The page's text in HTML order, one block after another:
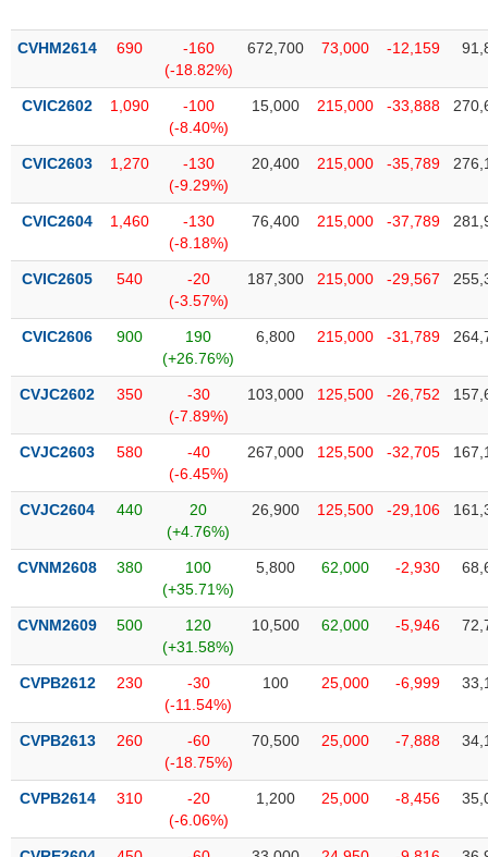
CVHM2614 690
-160
(-18.82%)
672,700 73,000 -12,159
CVIC2602 1,090
-100
(-8.40%)
15,000 215,000 -33,888
CVIC2603 1,270
-130
(-9.29%)
20,400 215,000 -35,789
CVIC2604 1,460
-130
(-8.18%)
76,400 215,000 -37,789
CVIC2605 540
-20
(-3.57%)
187,300 215,000 -29,567
CVIC2606 900
190
(+26.76%)
6,800 215,000 -31,789
CVJC2602 350
-30
(-7.89%)
103,000 125,500 -26,752
CVJC2603 580
-40
(-6.45%)
267,000 125,500 -32,705
CVJC2604 440
20
(+4.76%)
26,900 125,500 -29,106
CVNM2608 380
100
(+35.71%)
5,800 62,000 -2,930
CVNM2609 500
120
(+31.58%)
10,500 62,000 -5,946
CVPB2612 230
-30
(-11.54%)
100 25,000 -6,999
CVPB2613 260
-60
(-18.75%)
70,500 25,000 -7,888
CVPB2614 310
-20
(-6.06%)
1,200 25,000 -8,456
Báo
tích
(-)
ngữ
(-)
Dịch
(-)
Đào
Sách
chính
Công
cụ
Truyền